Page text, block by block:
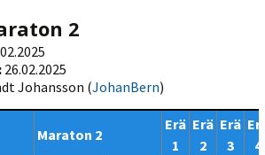
2
26.02.2025
Johansson (JohanBern)
Maraton 2
Erä
1
Erä
2
Erä
3
4